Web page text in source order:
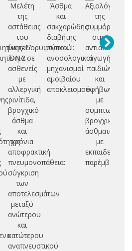
1/
2
Μελέτη
της
αστάθειας
του
μικροδορυφορικού
DNA σε
ασθενείς
με
αλλεργική
ρινίτιδα,
βρογχικό
άσθμα
και
χρόνια
αποφρακτική
πνευμονοπάθεια:
σύγκριση
των
αποτελεσμάτων
μεταξύ
ανώτερου
και
κατώτερου
αναπνευστικού
Άσθμα
και
σακχαρώδης
διαβήτης
τύπου Ι:
ανοσολογικοί
μηχανισμοί
αμοιβαίου
αποκλεισμού
Αξιολόγηση
της
στην
αντιασθματική
αγωγή
παιδιών
και
εφήβων
με
βρογχικού
άσθματος
με
εκπαιδευτική
παρέμβαση